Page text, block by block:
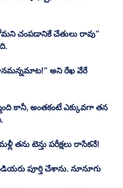
చంపడానికే చేతులు రావు”
అని రేఖ వేరే
కానీ, అంతకంటే ఎక్కువగా తన
తను టెన్తు పరీక్షలు రాసేకనే!
పూర్తి చేశాను. నూనూగు